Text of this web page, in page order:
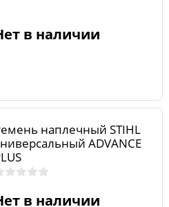
в наличии
наплечный STIHL
ADVANCE
в наличии